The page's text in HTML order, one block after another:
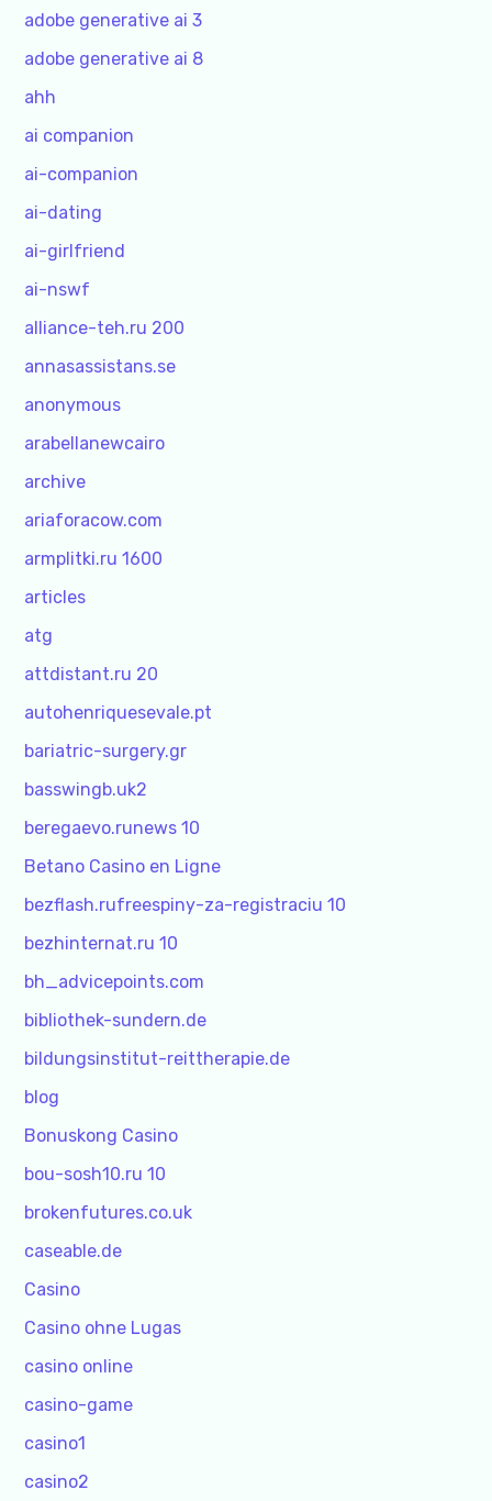
adobe generative ai 3
adobe generative ai 8
ahh
ai companion
ai-companion
ai-dating
ai-girlfriend
ai-nswf
alliance-teh.ru 200
annasassistans.se
anonymous
arabellanewcairo
archive
ariaforacow.com
armplitki.ru 1600
articles
atg
attdistant.ru 20
autohenriquesevale.pt
bariatric-surgery.gr
basswingb.uk2
beregaevo.runews 10
Betano Casino en Ligne
bezflash.rufreespiny-za-registraciu 10
bezhinternat.ru 10
bh_advicepoints.com
bibliothek-sundern.de
bildungsinstitut-reittherapie.de
blog
Bonuskong Casino
bou-sosh10.ru 10
brokenfutures.co.uk
caseable.de
Casino
Casino ohne Lugas
casino online
casino-game
casino1
casino2